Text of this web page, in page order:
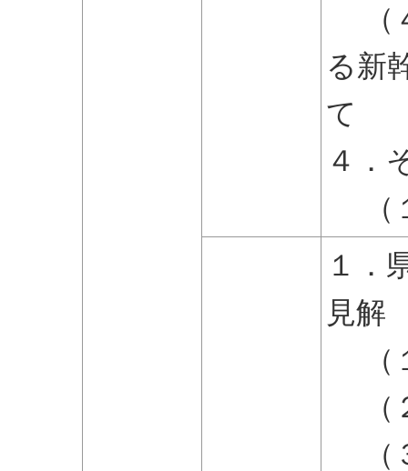
（
る新
て
４．
（
１．
見解
（
（
（